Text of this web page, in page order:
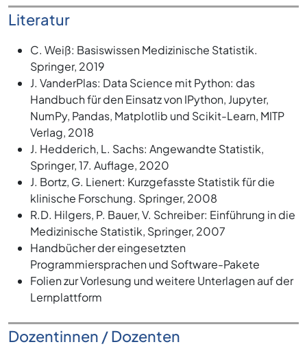
Literatur
C. Weiß: Basiswissen Medizinische Statistik.
Springer, 2019
J. VanderPlas: Data Science mit Python: das
Handbuch für den Einsatz von IPython, Jupyter,
NumPy, Pandas, Matplotlib und Scikit-Learn, MITP
Verlag, 2018
J. Hedderich, L. Sachs: Angewandte Statistik,
Springer, 17. Auflage, 2020
J. Bortz, G. Lienert: Kurzgefasste Statistik für die
klinische Forschung. Springer, 2008
R.D. Hilgers, P. Bauer, V. Schreiber: Einführung in die
Medizinische Statistik, Springer, 2007
Handbücher der eingesetzten
Programmiersprachen und Software-Pakete
Folien zur Vorlesung und weitere Unterlagen auf der
Lernplattform
Dozentinnen / Dozenten